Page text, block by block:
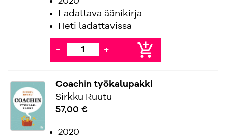
Ladattava äänikirja
Heti ladattavissa
- + add_shopping_cart
Coachin työkalupakki
Sirkku Ruutu
57,00 €
2020